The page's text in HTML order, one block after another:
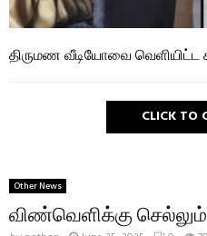
திருமண வீடியோவை வெளியிட்ட
CLICK TO
Other News
விண்வெளிக்கு